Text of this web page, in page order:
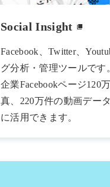
Social Insight
Facebook、Twitter、
グ分析・管理ツールです
企業Facebookページ120
真、220万件の動画デー
に活用できます。